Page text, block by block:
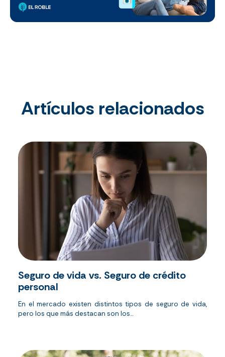
Artículos relacionados
Seguro de vida vs. Seguro de crédito
personal
En el mercado existen distintos tipos de seguro de vida,
pero los que más destacan son los...